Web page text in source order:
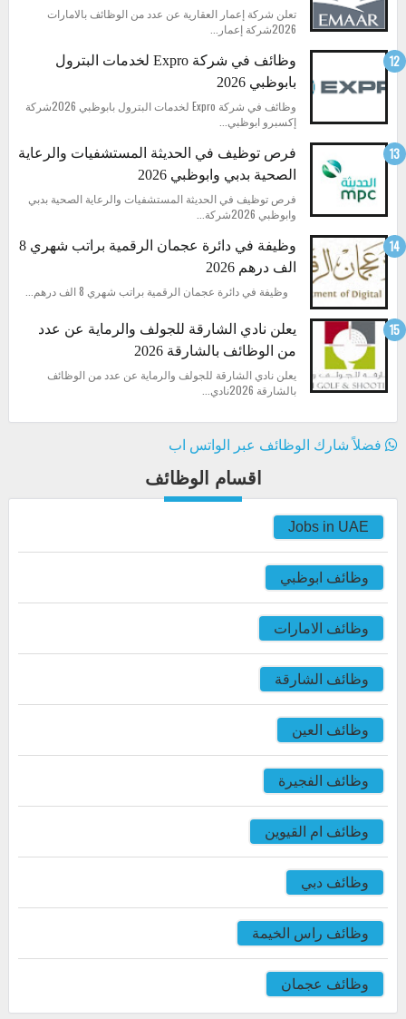
تعلن شركة إعمار العقارية عن عدد من الوظائف بالامارات
2026شركة إعمار...
وظائف في شركة Expro لخدمات البترول
بابوظبي 2026
وظائف في شركة Expro لخدمات البترول بابوظبي 2026شركة
إكسبرو ابوظبي...
فرص توظيف في الحديثة المستشفيات والرعاية
الصحية بدبي وابوظبي 2026
فرص توظيف في الحديثة المستشفيات والرعاية الصحية بدبي
وابوظبي 2026شركة...
وظيفة في دائرة عجمان الرقمية براتب شهري 8
الف درهم 2026
وظيفة في دائرة عجمان الرقمية براتب شهري 8 الف درهم...
يعلن نادي الشارقة للجولف والرماية عن عدد
من الوظائف بالشارقة 2026
يعلن نادي الشارقة للجولف والرماية عن عدد من الوظائف
بالشارقة 2026نادي...
فضلاً شارك الوظائف عبر الواتس اب
اقسام الوظائف
Jobs in UAE
وظائف ابوظبي
وظائف الامارات
وظائف الشارقة
وظائف العين
وظائف الفجيرة
وظائف ام القيوين
وظائف دبي
وظائف راس الخيمة
وظائف عجمان